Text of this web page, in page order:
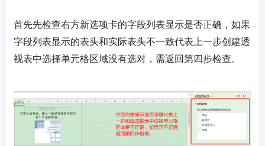
首先先检查右方新选项卡的字段列表显示是否正确，如果
字段列表显示的表头和实际表头不一致代表上一步创建透
视表中选择单元格区域没有选对，需返回第四步检查。